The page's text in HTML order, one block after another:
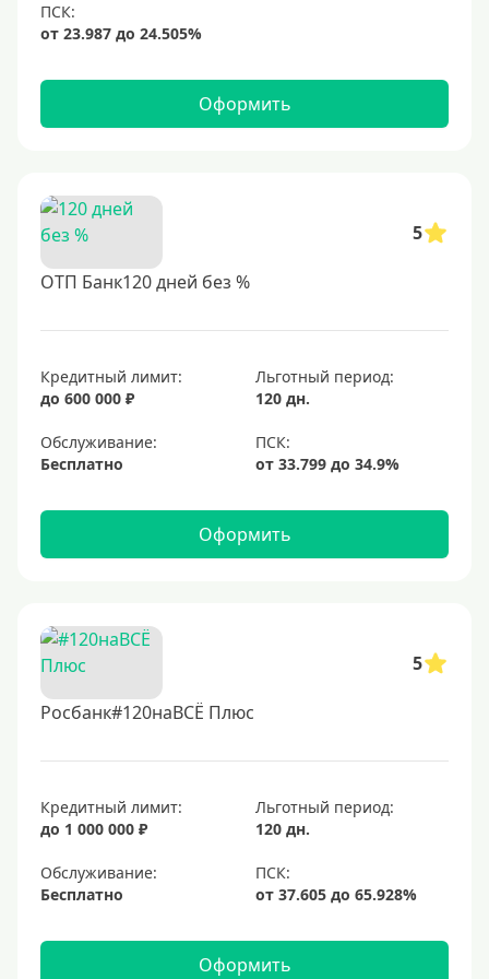
просрочек по платежам
Оформить
5
ОТП Банк120 дней без %
Кредитный лимит:
до 600 000 ₽
Льготный период:
120 дн.
Обслуживание:
Бесплатно
Оформить
5
Росбанк#120наВСЁ Плюс
Кредитный лимит:
до 1 000 000 ₽
Льготный период:
120 дн.
Обслуживание:
Бесплатно
Оформить